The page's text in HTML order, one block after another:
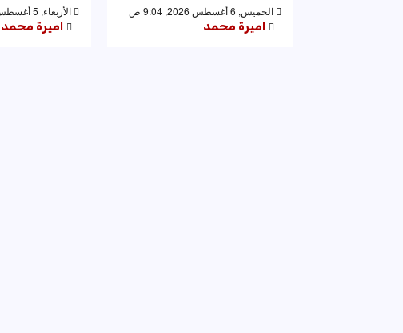
الخميس, 6 أغسطس 2026, 9:04 ص
اميرة محمد
الأربعاء, 5 أغسطس 2026, 8:16 م
اميرة محمد